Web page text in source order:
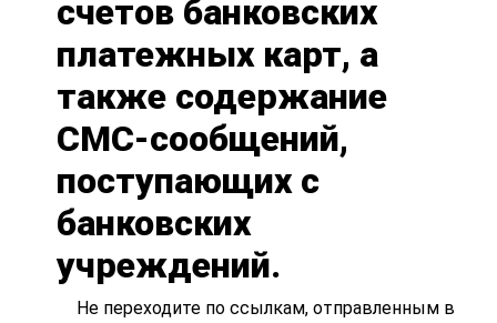
счетов банковских
платежных карт, а
также содержание
СМС-сообщений,
поступающих с
банковских
учреждений.
Не переходите по ссылкам, отправленным в